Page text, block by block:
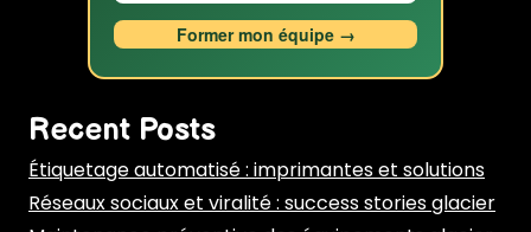
Former mon équipe →
Recent Posts
Étiquetage automatisé : imprimantes et solutions
Réseaux sociaux et viralité : success stories glacier